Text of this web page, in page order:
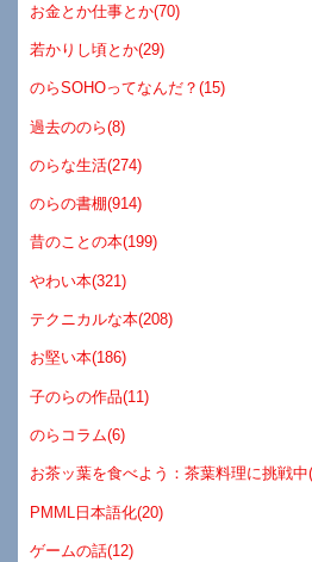
お金とか仕事とか(70)
若かりし頃とか(29)
のらSOHOってなんだ？(15)
過去ののら(8)
のらな生活(274)
のらの書棚(914)
昔のことの本(199)
やわい本(321)
テクニカルな本(208)
お堅い本(186)
子のらの作品(11)
のらコラム(6)
お茶ッ葉を食べよう：茶葉料理に挑戦中
PMML日本語化(20)
ゲームの話(12)